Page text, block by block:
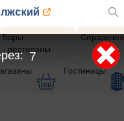
Бары
- рестораны
Гостиницы
5